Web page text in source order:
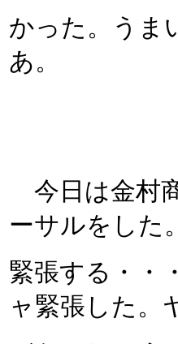
かった。うま
あ。
今日は金村
ーサルをした
緊張する・・
ャ緊張した。